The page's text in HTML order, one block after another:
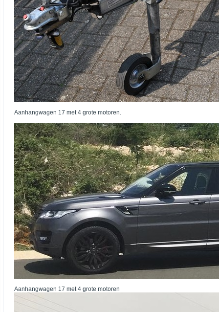
Aanhangwagen 17 met 4 grote motoren.
Aanhangwagen 17 met 4 grote motoren